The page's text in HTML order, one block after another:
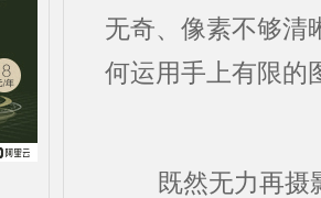
无奇、像素不够
何运用手上有限的
既然无力再摄影